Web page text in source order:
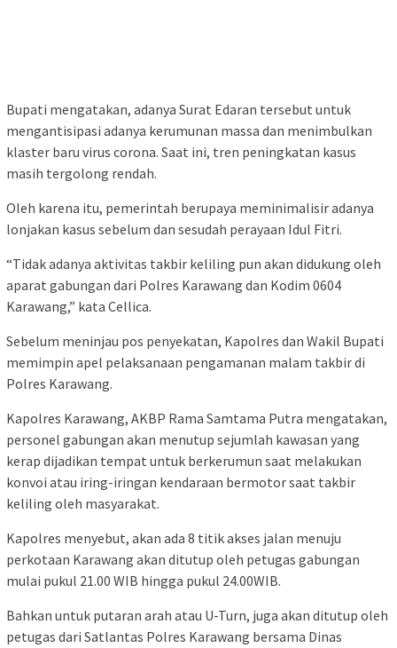
Bupati mengatakan, adanya Surat Edaran tersebut untuk
mengantisipasi adanya kerumunan massa dan menimbulkan
klaster baru virus corona. Saat ini, tren peningkatan kasus
masih tergolong rendah.
Oleh karena itu, pemerintah berupaya meminimalisir adanya
lonjakan kasus sebelum dan sesudah perayaan Idul Fitri.
“Tidak adanya aktivitas takbir keliling pun akan didukung oleh
aparat gabungan dari Polres Karawang dan Kodim 0604
Karawang,” kata Cellica.
Sebelum meninjau pos penyekatan, Kapolres dan Wakil Bupati
memimpin apel pelaksanaan pengamanan malam takbir di
Polres Karawang.
Kapolres Karawang, AKBP Rama Samtama Putra mengatakan,
personel gabungan akan menutup sejumlah kawasan yang
kerap dijadikan tempat untuk berkerumun saat melakukan
konvoi atau iring-iringan kendaraan bermotor saat takbir
keliling oleh masyarakat.
Kapolres menyebut, akan ada 8 titik akses jalan menuju
perkotaan Karawang akan ditutup oleh petugas gabungan
mulai pukul 21.00 WIB hingga pukul 24.00WIB.
Bahkan untuk putaran arah atau U-Turn, juga akan ditutup oleh
petugas dari Satlantas Polres Karawang bersama Dinas